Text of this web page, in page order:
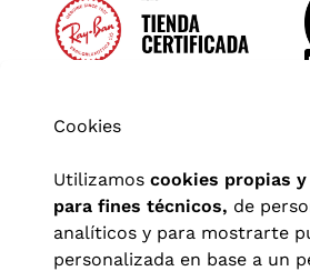
Cookies
Utilizamos cookies propias
para fines técnicos, de
analíticos y para mostrarte
personalizada en base a un